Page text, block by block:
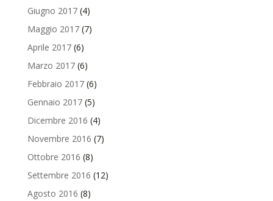
Giugno 2017(4)
Maggio 2017(7)
Aprile 2017(6)
Marzo 2017(6)
Febbraio 2017(6)
Gennaio 2017(5)
Dicembre 2016 (4)
Novembre 2016 (7)
Ottobre 2016 (8)
Settembre 2016 (12)
Agosto 2016 (8)